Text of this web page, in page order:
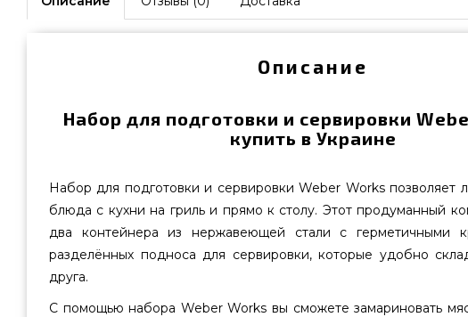
Описание
Набор для подготовки и сервировки
купить в Украине
Набор для подготовки и сервировки Weber Works позволяет
блюда с кухни на гриль и прямо к столу. Этот продуманный
два контейнера из нержавеющей стали с герметичными
разделённых подноса для сервировки, которые удобно
друга.
С помощью набора Weber Works вы сможете замариновать